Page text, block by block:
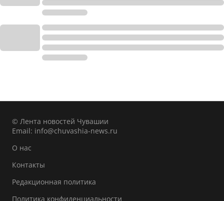
© Лента новостей Чувашии
Email: info@chuvashia-news.ru
О нас
Контакты
Редакционная политика
Политика конфиденциальности